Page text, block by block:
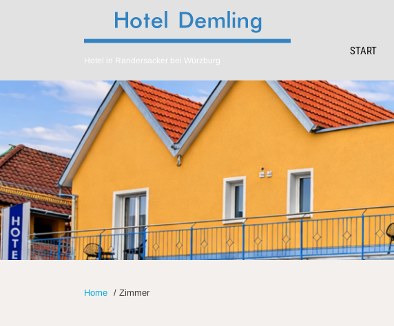
Hotel in Randersacker bei Würzburg
START
Home / Zimmer